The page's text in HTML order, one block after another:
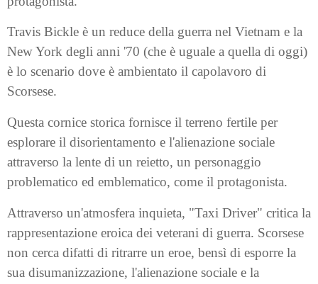
Travis Bickle è un reduce della guerra nel Vietnam e la
New York degli anni '70 (che è uguale a quella di oggi)
è lo scenario dove è ambientato il capolavoro di
Scorsese.
Questa cornice storica fornisce il terreno fertile per
esplorare il disorientamento e l'alienazione sociale
attraverso la lente di un reietto, un personaggio
problematico ed emblematico, come il protagonista.
Attraverso un'atmosfera inquieta, "Taxi Driver" critica la
rappresentazione eroica dei veterani di guerra. Scorsese
non cerca difatti di ritrarre un eroe, bensì di esporre la
sua disumanizzazione, l'alienazione sociale e la